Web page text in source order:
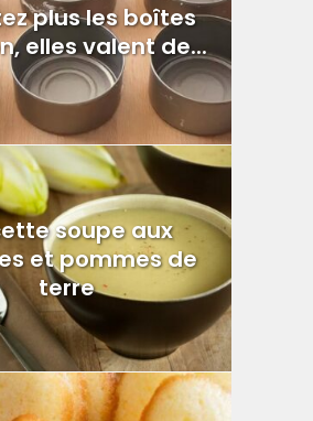
plus les boîtes
elles valent de...
soupe aux
et pommes de
terre